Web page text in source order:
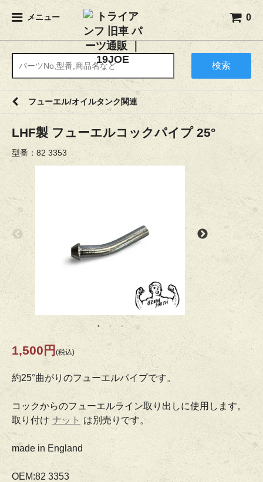
メニュー 0
検索
フューエル/オイルタンク関連
LHF製 フューエルコックパイプ 25°
型番：82 3353
1,500円 (税込)
約25°曲がりのフューエルパイプです。
コックからのフューエルライン取り出しに使用します。
取り付け ナット は別売りです。
made in England
OEM:82 3353